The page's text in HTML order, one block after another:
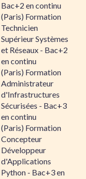
Bac+2 en continu
(Paris) Formation
Technicien
Supérieur Systèmes
et Réseaux - Bac+2
en continu
(Paris) Formation
Administrateur
d'Infrastructures
Sécurisées - Bac+3
en continu
(Paris) Formation
Concepteur
Développeur
d'Applications
Python - Bac+3 en